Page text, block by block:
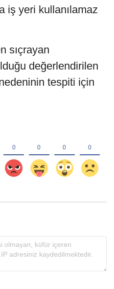
iş yeri kullanılamaz
sıçrayan
değerlendirilen
tespiti için